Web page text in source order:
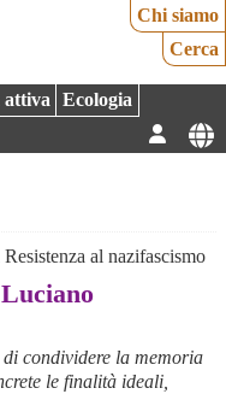
Chi siamo
Cerca
attiva
Ecologia
al nazifascismo
condividere la memoria
le finalità ideali,